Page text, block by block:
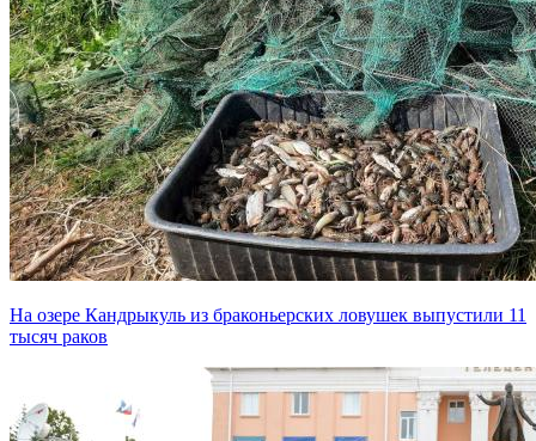
На озере Кандрыкуль из браконьерских ловушек выпустили 11
тысяч раков